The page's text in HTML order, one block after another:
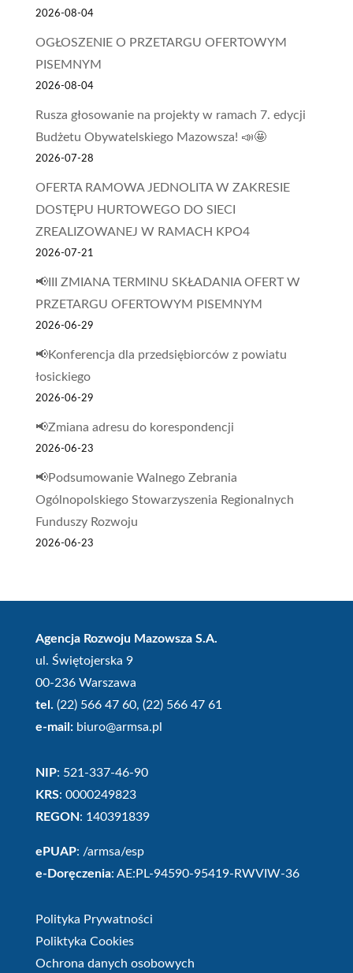
2026-08-04
OGŁOSZENIE O PRZETARGU OFERTOWYM
PISEMNYM
2026-08-04
Rusza głosowanie na projekty w ramach 7. edycji
Budżetu Obywatelskiego Mazowsza! 📣🤩
2026-07-28
OFERTA RAMOWA JEDNOLITA W ZAKRESIE
DOSTĘPU HURTOWEGO DO SIECI
ZREALIZOWANEJ W RAMACH KPO4
2026-07-21
📢III ZMIANA TERMINU SKŁADANIA OFERT W
PRZETARGU OFERTOWYM PISEMNYM
2026-06-29
📢Konferencja dla przedsiębiorców z powiatu
łosickiego
2026-06-29
📢Zmiana adresu do korespondencji
2026-06-23
📢Podsumowanie Walnego Zebrania
Ogólnopolskiego Stowarzyszenia Regionalnych
Funduszy Rozwoju
2026-06-23
Agencja Rozwoju Mazowsza S.A.
ul. Świętojerska 9
00-236 Warszawa
tel. (22) 566 47 60, (22) 566 47 61
e-mail: biuro@armsa.pl
NIP: 521-337-46-90
KRS: 0000249823
REGON: 140391839
ePUAP: /armsa/esp
e-Doręczenia: AE:PL-94590-95419-RWVIW-36
Polityka Prywatności
Poliktyka Cookies
Ochrona danych osobowych